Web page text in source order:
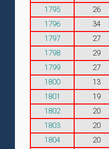
1795
26
1796
34
1797
27
1798
29
1799
27
1800
13
1801
19
1802
20
1803
20
1804
20